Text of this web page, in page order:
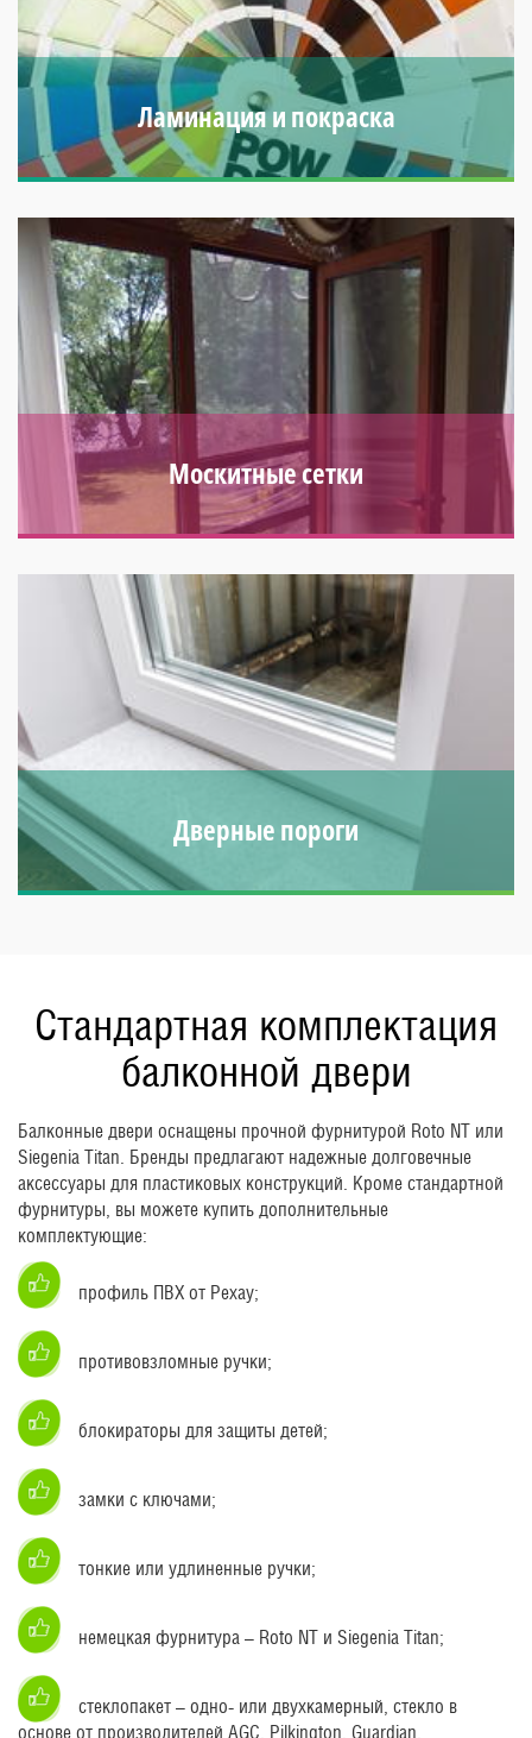
Ламинация и покраска
Обновленный вид, цветовое разнообразие, имитация
Москитные сетки
Оснащены специальным переплетением, которое
конфигураций.
Дверные пороги
Препятствуют образованию сквозняков, скоплению
Стандартная комплектация
балконной двери
Балконные двери оснащены прочной фурнитурой Roto NT или
Siegenia Titan. Бренды предлагают надежные долговечные
аксессуары для пластиковых конструкций. Кроме стандартной
фурнитуры, вы можете купить дополнительные
комплектующие:
профиль ПВХ от Рехау;
противовзломные ручки;
блокираторы для защиты детей;
замки с ключами;
тонкие или удлиненные ручки;
немецкая фурнитура – Roto NT и Siegenia Titan;
cтеклопакет – одно- или двухкамерный, стекло в
основе от производителей AGС, Pilkington, Guardian.